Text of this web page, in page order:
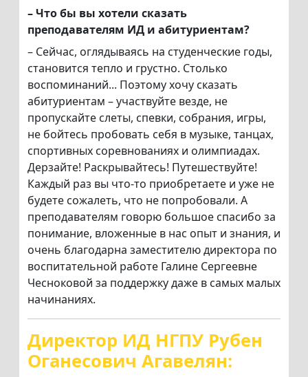
– Что бы вы хотели сказать
преподавателям ИД и абитуриентам?
– Сейчас, оглядываясь на студенческие годы,
становится тепло и грустно. Столько
воспоминаний... Поэтому хочу сказать
абитуриентам – участвуйте везде, не
пропускайте слеты, спевки, собрания, игры,
не бойтесь пробовать себя в музыке, танцах,
спортивных соревнованиях и олимпиадах.
Дерзайте! Раскрывайтесь! Путешествуйте!
Каждый раз вы что-то приобретаете и уже не
будете сожалеть, что не попробовали. А
преподавателям говорю большое спасибо за
понимание, вложенные в нас опыт и знания, и
очень благодарна заместителю директора по
воспитательной работе Галине Сергеевне
Чесноковой за поддержку даже в самых малых
начинаниях.
Директор ИД НГПУ Рубен
Оганесович Агавелян: